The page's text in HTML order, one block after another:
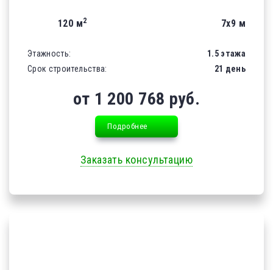
120 м2 7х9 м
Этажность:
1.5 этажа
Срок строительства:
21 день
от 1 200 768 руб.
Подробнее
Заказать консультацию